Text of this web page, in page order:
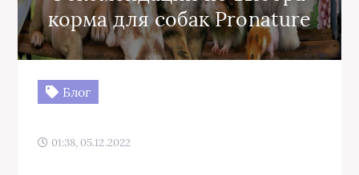
корма для собак Pronature
Блог
01:38, 05.12.2022